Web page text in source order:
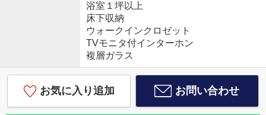
浴室１坪以上
床下収納
ウォークインクロゼット
TVモニタ付インターホン
複層ガラス
お気に入り追加 お問い合わせ